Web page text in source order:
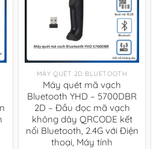
MÁY QUÉT 2D BLUETOOTH
Máy quét mã vạch
Bluetooth YHD – 5700DBR
2D – Đầu đọc mã vạch
không dây QRCODE kết
nối Bluetooth, 2.4G với Điện
thoại, Máy tính